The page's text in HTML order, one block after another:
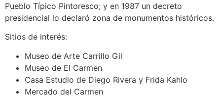
Pueblo Típico Pintoresco; y en 1987 un decreto
presidencial lo declaró zona de monumentos históricos.
Sitios de interés:
Museo de Arte Carrillo Gil
Museo de El Carmen
Casa Estudio de Diego Rivera y Frida Kahlo
Mercado del Carmen